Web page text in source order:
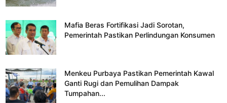
Mafia Beras Fortifikasi Jadi Sorotan,
Pemerintah Pastikan Perlindungan Konsumen
Menkeu Purbaya Pastikan Pemerintah Kawal
Ganti Rugi dan Pemulihan Dampak
Tumpahan...